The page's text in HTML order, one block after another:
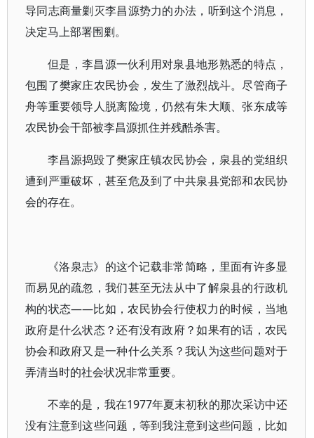
导同志商量剿灭李昌源势力的办法，听到这个消息，
决定马上部署围剿。
但是，李昌源一伙利用对泉县地形熟悉的特点，
包围了樊家庄农民协会，发生了激烈战斗。尽管商子
舟等重要领导人脱离险境，仍然有朱大顺、张东成等
农民协会干部被李昌源抓住并残酷杀害。
李昌源捣毁了樊家庄镇农民协会，泉县的党组织
遭到严重破坏，甚至危及到了中共泉县党部和农民协
会的存在。
《洛泉志》的这个记载非常简略，里面有许多显
而易见的疏忽，我们甚至无法从中了解泉县的行政机
构的状态——比如，农民协会行使权力的时候，当地
政府是什么状态？还有没有政府？如果有的话，农民
协会和政府又是一种什么关系？我认为这些问题对于
弄清当时的社会状况非常重要。
不幸的是，我在1977年夏末初秋的那次采访中还
没有注意到这些问题，等到我注意到这些问题，比如